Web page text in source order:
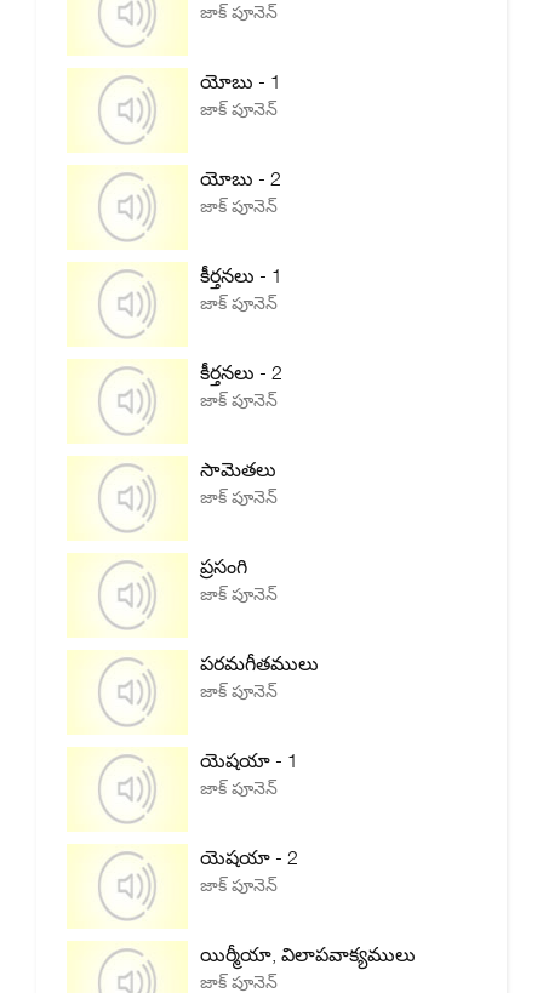
జాక్ పూనెన్
యోబు - 1
జాక్ పూనెన్
యోబు - 2
జాక్ పూనెన్
కీర్తనలు - 1
జాక్ పూనెన్
కీర్తనలు - 2
జాక్ పూనెన్
సామెతలు
జాక్ పూనెన్
ప్రసంగి
జాక్ పూనెన్
పరమగీతములు
జాక్ పూనెన్
యెషయా - 1
జాక్ పూనెన్
యెషయా - 2
జాక్ పూనెన్
యిర్మీయా, విలాపవాక్యములు
జాక్ పూనెన్